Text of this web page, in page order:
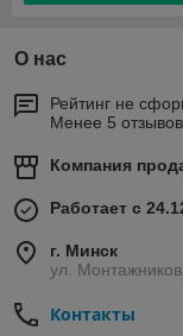
О нас
Рейтинг не
Менее 5
Компания
Работает с
г. Минск
ул.
Контакты